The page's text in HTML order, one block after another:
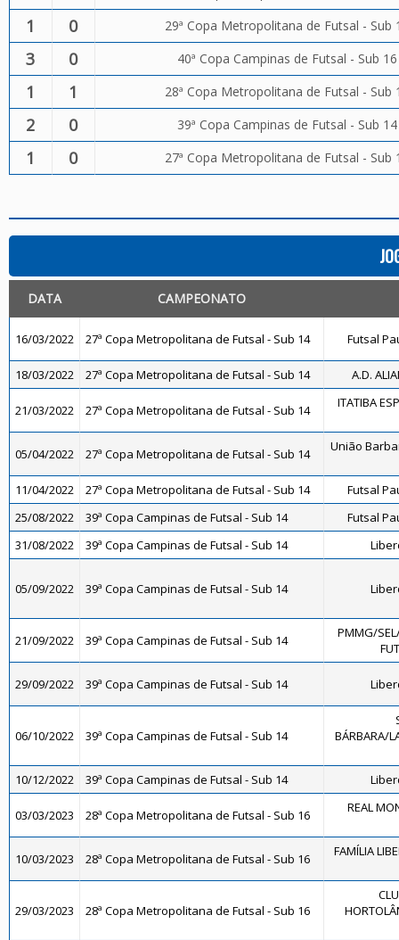
1 0 29ª Copa Metropolitana de Futsal - Sub
3 0 40ª Copa Campinas de Futsal - Sub 16
1 1 28ª Copa Metropolitana de Futsal - Sub
2 0 39ª Copa Campinas de Futsal - Sub 14
1 0 27ª Copa Metropolitana de Futsal - Sub
DATA CAMPEONATO
16/03/2022 27ª Copa Metropolitana de Futsal - Sub 14 Futsal
18/03/2022 27ª Copa Metropolitana de Futsal - Sub 14 A.D.
21/03/2022 27ª Copa Metropolitana de Futsal - Sub 14 ITATIBA
05/04/2022 27ª Copa Metropolitana de Futsal - Sub 14 União
11/04/2022 27ª Copa Metropolitana de Futsal - Sub 14
Futsal
25/08/2022
39ª Copa Campinas de Futsal - Sub 14
Futsal
31/08/2022
39ª Copa Campinas de Futsal - Sub 14
05/09/2022 39ª Copa Campinas de Futsal - Sub 14
21/09/2022 39ª Copa Campinas de Futsal - Sub 14
PMMG/
29/09/2022 39ª Copa Campinas de Futsal - Sub 14
06/10/2022 39ª Copa Campinas de Futsal - Sub 14
BÁRBARA/
10/12/2022 39ª Copa Campinas de Futsal - Sub 14
03/03/2023 28ª Copa Metropolitana de Futsal - Sub 16 REAL
10/03/2023 28ª Copa Metropolitana de Futsal - Sub 16 FAMÍLIA
29/03/2023 28ª Copa Metropolitana de Futsal - Sub 16